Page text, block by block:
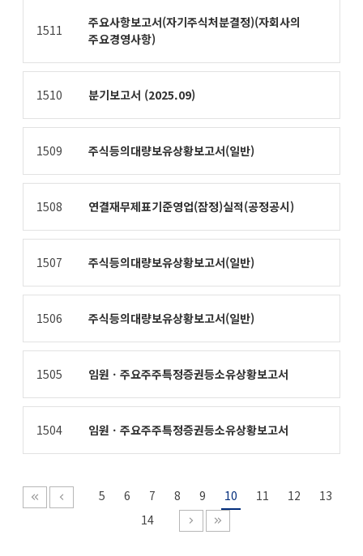
1511
주요사항보고서(자기주식처분결정)(자회사의
주요경영사항)
1510 분기보고서 (2025.09)
1509 주식등의대량보유상황보고서(일반)
1508 연결재무제표기준영업(잠정)실적(공정공시)
1507 주식등의대량보유상황보고서(일반)
1506 주식등의대량보유상황보고서(일반)
1505 임원ㆍ주요주주특정증권등소유상황보고서
1504 임원ㆍ주요주주특정증권등소유상황보고서
5 6 7 8 9 10 11 12
13
14